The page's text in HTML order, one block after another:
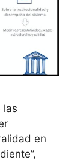
las
en